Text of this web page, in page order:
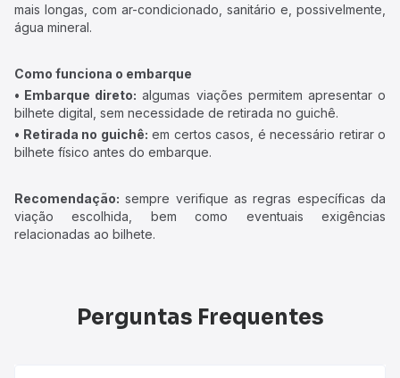
mais longas, com ar-condicionado, sanitário e, possivelmente,
água mineral.
Como funciona o embarque
• Embarque direto: algumas viações permitem apresentar o
bilhete digital, sem necessidade de retirada no guichê.
• Retirada no guichê: em certos casos, é necessário retirar o
bilhete físico antes do embarque.
Recomendação: sempre verifique as regras específicas da
viação escolhida, bem como eventuais exigências
relacionadas ao bilhete.
Perguntas Frequentes